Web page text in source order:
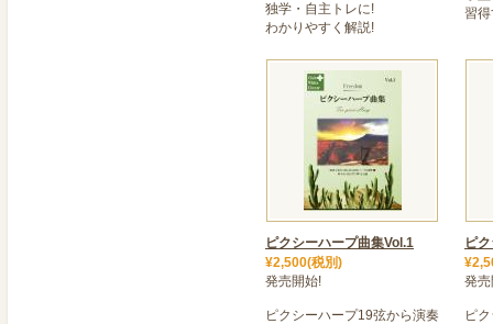
2022年08月10日
＜ お盆期間中の営業につ
ご注文受付・発送は通常
お問い合わせに関しまし
2022年08月10日
＜ レンタルハープ部門
8/11～17の間、担当部署
休業期間中のご注文、ま
降順次対応となります。
ご理解ご了承のほど、何
2022年07月06日
独学・自主トレに!
わかりやすく解説!
習
ピクシーハープ曲集Vol.1
¥2,500(税別)
発売開始!
ピクシーハープ19弦から演奏
ピ
発
ピ